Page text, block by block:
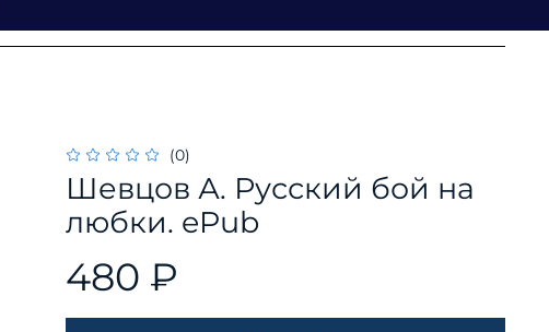
(0)
Шевцов А. Русский бой на
любки. ePub
480 ₽